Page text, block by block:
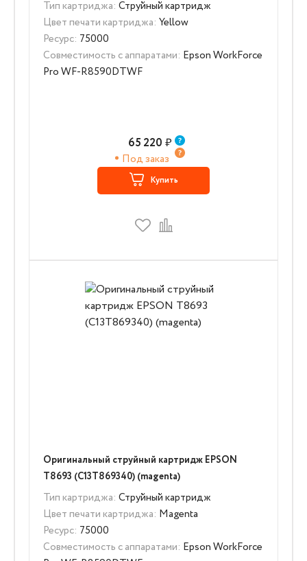
Тип картриджа: Струйный картридж
Цвет печати картриджа: Yellow
Ресурс: 75000
Совместимость с аппаратами: Epson WorkForce
Pro WF-R8590DTWF
65 220 ₽
Под заказ
Купить
Оригинальный струйный картридж EPSON
T8693 (C13T869340) (magenta)
Тип картриджа: Струйный картридж
Цвет печати картриджа: Magenta
Ресурс: 75000
Совместимость с аппаратами: Epson WorkForce